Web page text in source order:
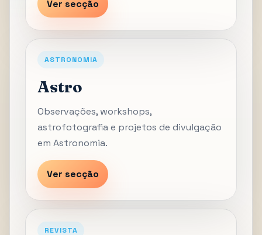
Ver secção
ASTRONOMIA
Astro
Observações, workshops,
astrofotografia e projetos de divulgação
em Astronomia.
Ver secção
REVISTA